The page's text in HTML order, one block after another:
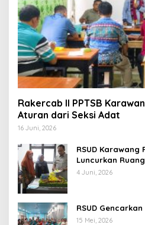
Rakercab II PPTSB
Aturan dari Seksi Adat
16 Juni, 2026
RSUD Karawang
Luncurkan
Tingkatkan
4 Juni, 2026
RSUD
15 Mei, 2026